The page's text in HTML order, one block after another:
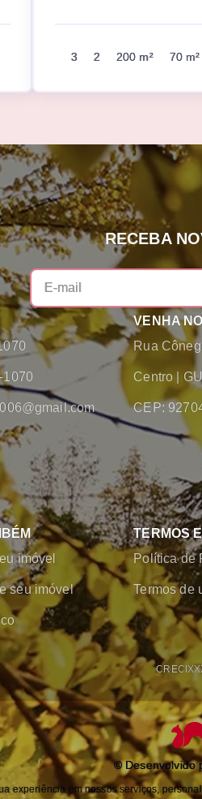
3 2 200 m² 70 m²
RECEBA
1070
VENHA
Rua
Centro
CEP:
imóvel
seu imóvel
TERMOS
Política de
Termos de
CRECI
© Desenvolvido
experiência em nossos serviços,